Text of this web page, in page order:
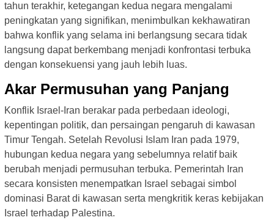
tahun terakhir, ketegangan kedua negara mengalami
peningkatan yang signifikan, menimbulkan kekhawatiran
bahwa konflik yang selama ini berlangsung secara tidak
langsung dapat berkembang menjadi konfrontasi terbuka
dengan konsekuensi yang jauh lebih luas.
Akar Permusuhan yang Panjang
Konflik Israel-Iran berakar pada perbedaan ideologi,
kepentingan politik, dan persaingan pengaruh di kawasan
Timur Tengah. Setelah Revolusi Islam Iran pada 1979,
hubungan kedua negara yang sebelumnya relatif baik
berubah menjadi permusuhan terbuka. Pemerintah Iran
secara konsisten menempatkan Israel sebagai simbol
dominasi Barat di kawasan serta mengkritik keras kebijakan
Israel terhadap Palestina.